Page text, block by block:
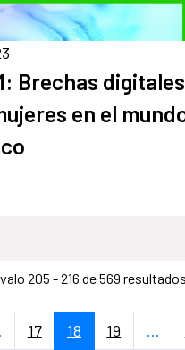
Brechas
en el
205 - 216 de 569
intermedias Use
Página
17 Página
18 Página
19 ...